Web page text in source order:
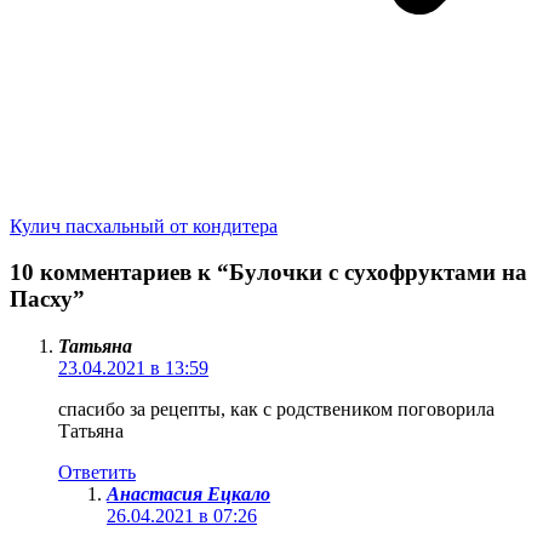
Кулич пасхальный от кондитера
10 комментариев к “Булочки с сухофруктами на
Пасху”
Татьяна
23.04.2021 в 13:59
спасибо за рецепты, как с родствеником поговорила
Татьяна
Ответить
Анастасия Ецкало
26.04.2021 в 07:26